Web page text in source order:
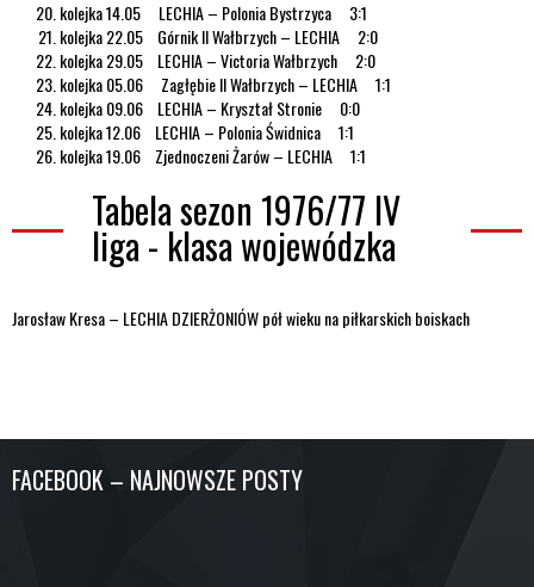
kolejka 14.05 LECHIA – Polonia Bystrzyca 3:1
kolejka 22.05 Górnik II Wałbrzych – LECHIA 2:0
kolejka 29.05 LECHIA – Victoria Wałbrzych 2:0
kolejka 05.06 Zagłębie II Wałbrzych – LECHIA 1:1
kolejka 09.06 LECHIA – Kryształ Stronie 0:0
kolejka 12.06 LECHIA – Polonia Świdnica 1:1
kolejka 19.06 Zjednoczeni Żarów – LECHIA 1:1
Tabela sezon 1976/77 IV
liga - klasa wojewódzka
Jarosław Kresa – LECHIA DZIERŻONIÓW pół wieku na piłkarskich boiskach
FACEBOOK – NAJNOWSZE POSTY